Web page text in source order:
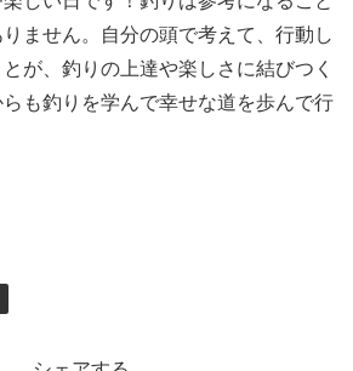
ません。自分の頭で考えて、行動し
が、釣りの上達や楽しさに結びつく
も釣りを学んで幸せな道を歩んで行